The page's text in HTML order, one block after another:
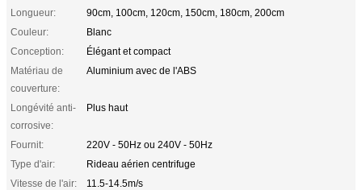
Longueur:
90cm, 100cm, 120cm, 150cm, 180cm, 200cm
Couleur:
Blanc
Conception:
Élégant et compact
Matériau de
couverture:
Aluminium avec de l'ABS
Longévité anti-
corrosive:
Plus haut
Fournit:
220V - 50Hz ou 240V - 50Hz
Type d'air:
Rideau aérien centrifuge
Vitesse de l'air:
11.5-14.5m/s